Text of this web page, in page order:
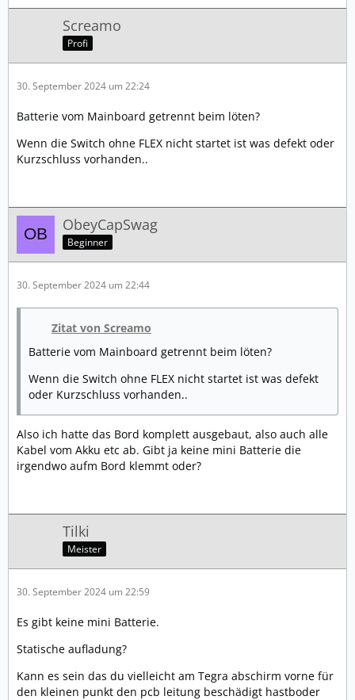
Screamo
Profi
30. September 2024 um 22:24
Batterie vom Mainboard getrennt beim löten?
Wenn die Switch ohne FLEX nicht startet ist was defekt oder
Kurzschluss vorhanden..
ObeyCapSwag
Beginner
30. September 2024 um 22:44
Zitat von Screamo
Batterie vom Mainboard getrennt beim löten?
Wenn die Switch ohne FLEX nicht startet ist was defekt
oder Kurzschluss vorhanden..
Also ich hatte das Bord komplett ausgebaut, also auch alle
Kabel vom Akku etc ab. Gibt ja keine mini Batterie die
irgendwo aufm Bord klemmt oder?
Tilki
Meister
30. September 2024 um 22:59
Es gibt keine mini Batterie.
Statische aufladung?
Kann es sein das du vielleicht am Tegra abschirm vorne für
den kleinen punkt den pcb leitung beschädigt hastboder